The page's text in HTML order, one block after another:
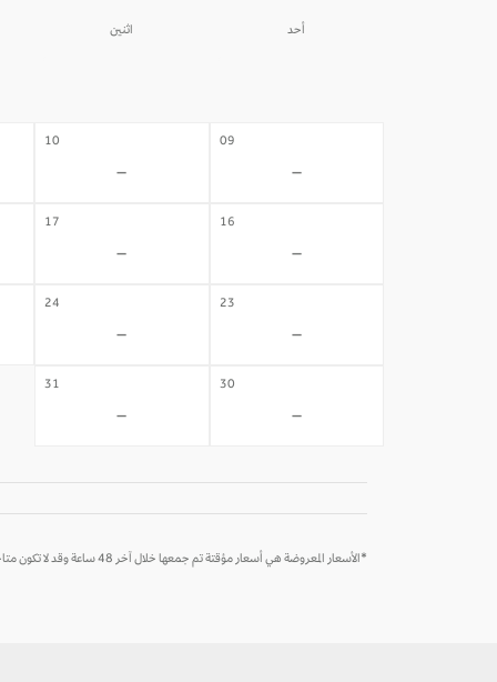
أحد اثنين
09
-
10
-
16
-
17
-
23
-
24
-
30
-
31
-
*الأسعار المعروضة هي أسعار مؤقتة تم جمعها خلال آخر 48 ساعة وقد لا تكون متاحة وقت الحجز